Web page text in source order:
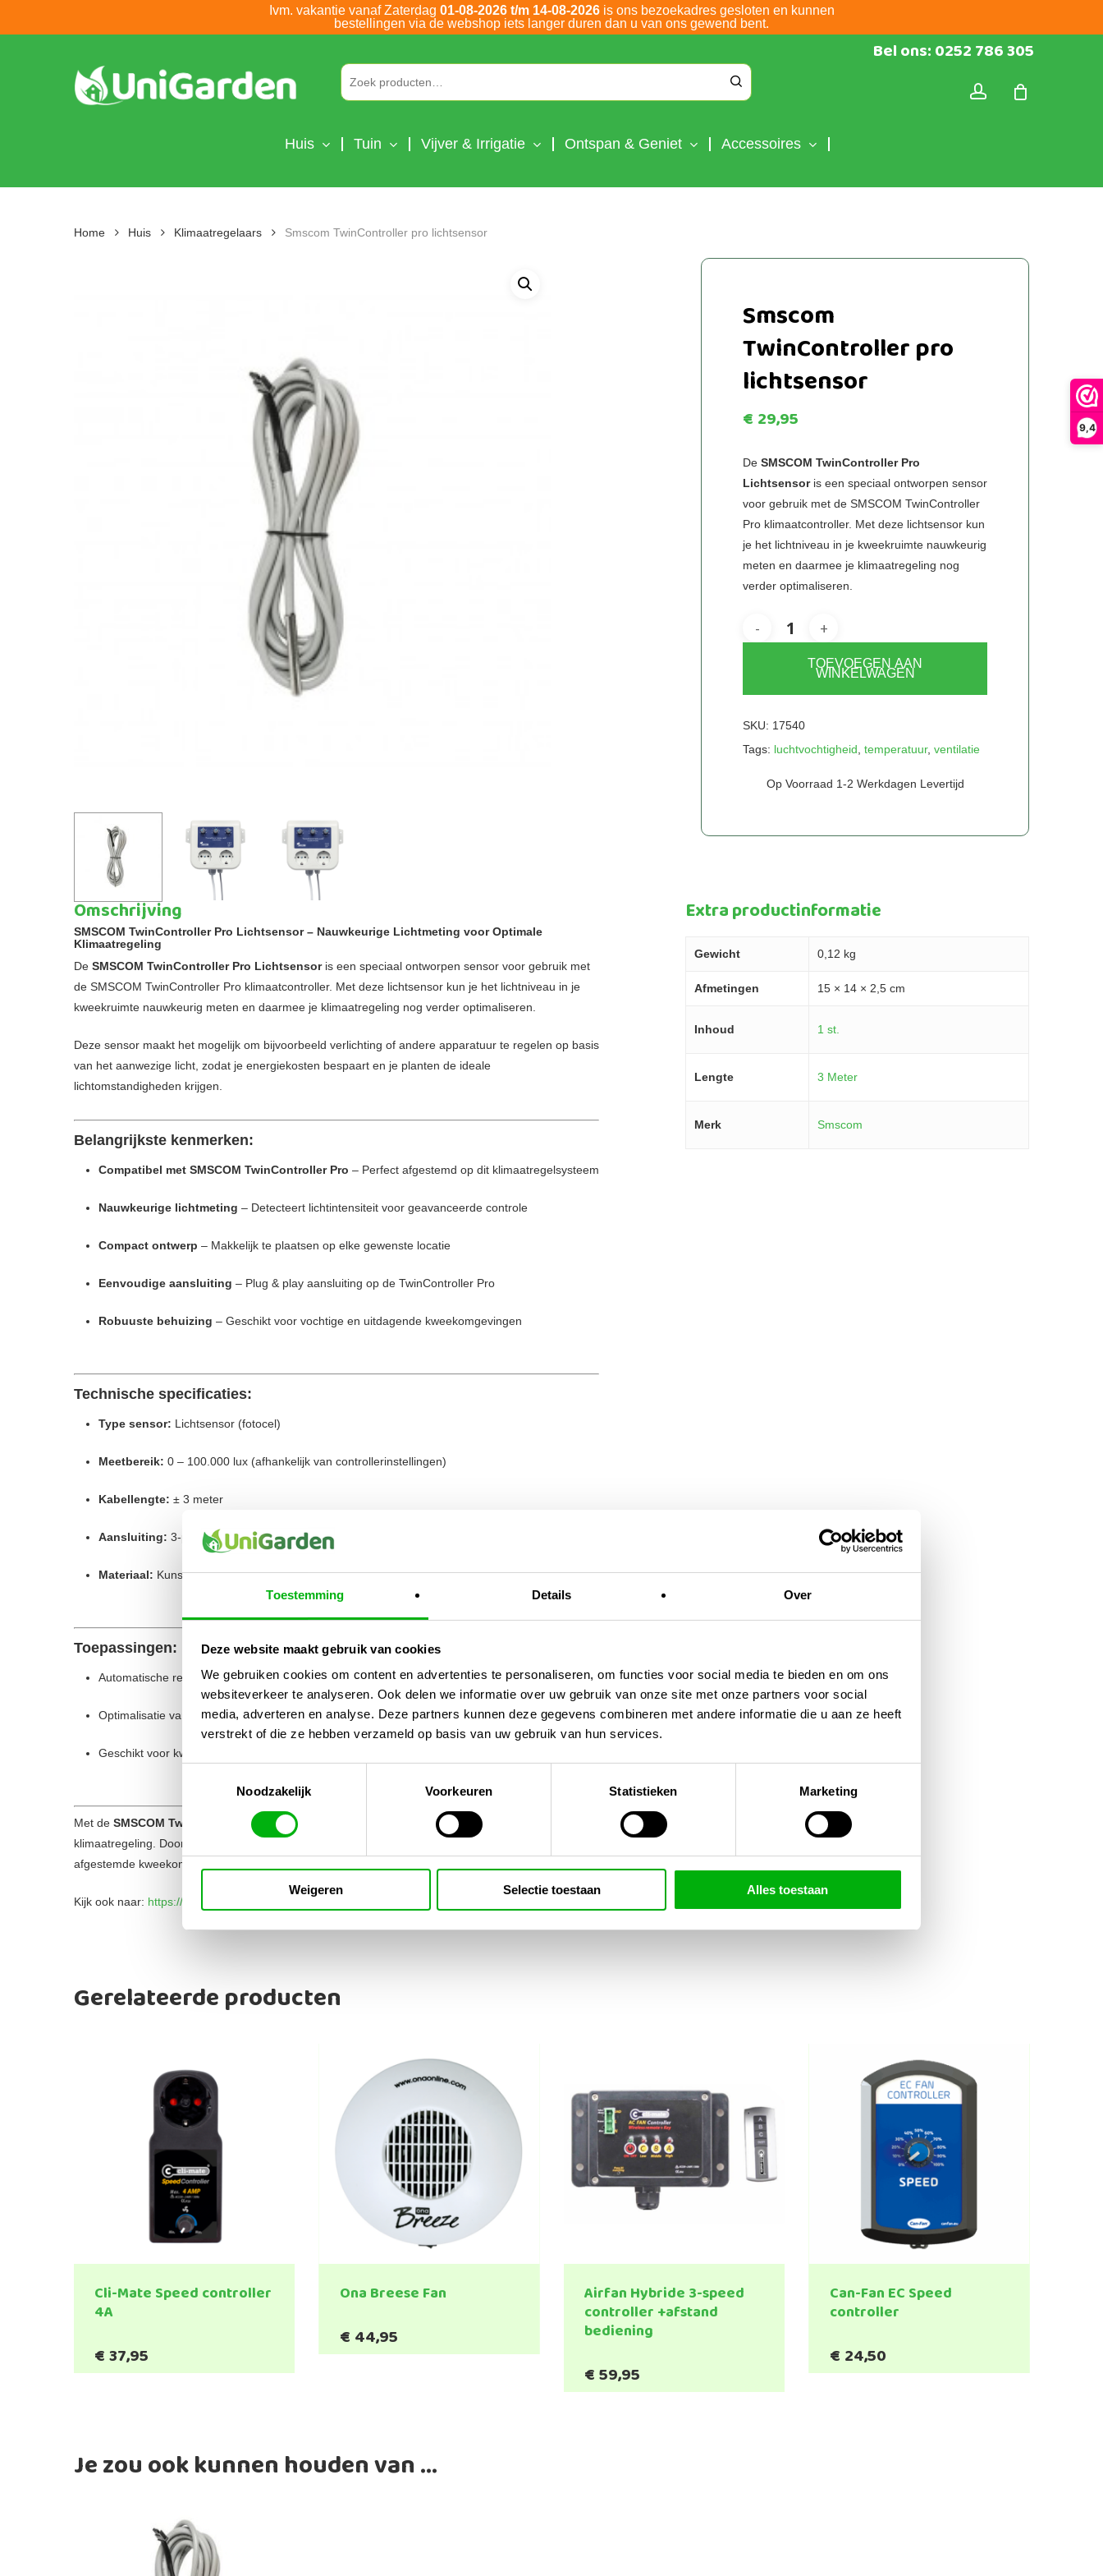
9,4
Toestemming Details Over
Deze website maakt gebruik van cookies
We gebruiken cookies om content en advertenties te personaliseren, om functies voor social media te bieden en om ons
websiteverkeer te analyseren. Ook delen we informatie over uw gebruik van onze site met onze partners voor social
media, adverteren en analyse. Deze partners kunnen deze gegevens combineren met andere informatie die u aan ze heeft
verstrekt of die ze hebben verzameld op basis van uw gebruik van hun services.
Noodzakelijk
Voorkeuren Statistieken Marketing
Weigeren Selectie toestaan Alles toestaan
Ivm. vakantie vanaf Zaterdag 01-08-2026 t/m 14-08-2026is ons bezoekadres gesloten en kunnen
bestellingen via de webshop iets langer duren dan u van ons gewend bent.
Bel ons: 0252 786 305
Huis Tuin Vijver & Irrigatie Ontspan & Geniet Accessoires
Home Huis Klimaatregelaars Smscom TwinController pro lichtsensor
Smscom
TwinController pro
lichtsensor
€ 29,95
De SMSCOM TwinController Pro
Lichtsensoris een speciaal ontworpen sensor
voor gebruik met de SMSCOM TwinController
Pro klimaatcontroller. Met deze lichtsensor kun
je het lichtniveau in je kweekruimte nauwkeurig
meten en daarmee je klimaatregeling nog
verder optimaliseren.
TOEVOEGEN AAN
WINKELWAGEN
SKU: 17540
Tags: luchtvochtigheid temperatuur, ventilatie
Op Voorraad 1-2 Werkdagen Levertijd
Omschrijving
SMSCOM TwinController Pro Lichtsensor – Nauwkeurige Lichtmeting voor Optimale
Klimaatregeling
De SMSCOM TwinController Pro Lichtsensoris een speciaal ontworpen sensor voor gebruik met
de SMSCOM TwinController Pro klimaatcontroller. Met deze lichtsensor kun je het lichtniveau in je
kweekruimte nauwkeurig meten en daarmee je klimaatregeling nog verder optimaliseren.
Deze sensor maakt het mogelijk om bijvoorbeeld verlichting of andere apparatuur te regelen op basis
van het aanwezige licht, zodat je energiekosten bespaart en je planten de ideale
lichtomstandigheden krijgen.
Belangrijkste kenmerken:
Compatibel met SMSCOM TwinController Pro – Perfect afgestemd op dit klimaatregelsysteem
Nauwkeurige lichtmeting – Detecteert lichtintensiteit voor geavanceerde controle
Compact ontwerp – Makkelijk te plaatsen op elke gewenste locatie
Eenvoudige aansluiting – Plug & play aansluiting op de TwinController Pro
Robuuste behuizing – Geschikt voor vochtige en uitdagende kweekomgevingen
Technische specificaties:
Type sensor: Lichtsensor (fotocel)
Meetbereik: 0 – 100.000 lux (afhankelijk van controllerinstellingen)
Kabellengte: ± 3 meter
Aansluiting: 3-pins connector, direct geschikt voor TwinController Pro
Materiaal: Kunststof behuizing, spatwaterdicht
Toepassingen:
Automatische regeling van verlichting op basis van lichtintensiteit
Optimalisatie van groeiverlichting en energiebesparing
Geschikt voor kweekruimtes, kweektenten en professionele kweekinstallaties
Met de SMSCOM TwinController Pro Lichtsensor
voeg je een extra dimensie toe aan je
klimaatregeling. Door het lichtniveau mee te nemen in je controlesysteem, zorg je voor een perfect
afgestemde kweekomgeving en verhoog je de efficiëntie van je installatie.
Kijk ook naar: https://unigarden.nl/product/smscom-twincontroller-pro-mk2/
Extra productinformatie
Gewicht 0,12 kg
Afmetingen 15 × 14 × 2,5 cm
Inhoud 1 st.
Lengte 3 Meter
Merk Smscom
Gerelateerde producten
Cli-Mate Speed controller
4A
€37,95
Ona Breese Fan
€ 44,95
Airfan Hybride 3-speed
controller +afstand
bediening
€59,95
Can-Fan EC Speed
controller
€ 24,50
Je zou ook kunnen houden van …